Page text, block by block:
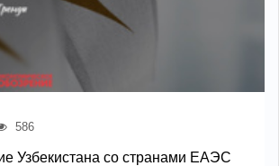
586
Узбекистана со странами ЕАЭС